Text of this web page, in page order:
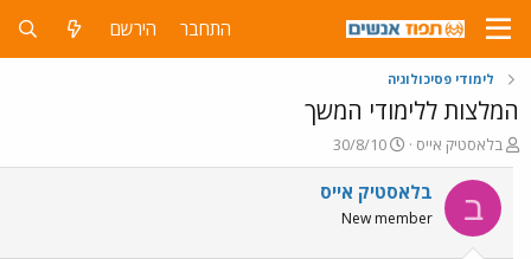
התחבר הירשם
לימודי פסיכולוגיה
המלצות ללימודי המשך
פ
ו
ת
ח
ה
בלאסטיק אייס
פ
ו
ר
ם
30/8/10
ב בלאסטיק אייס
New member